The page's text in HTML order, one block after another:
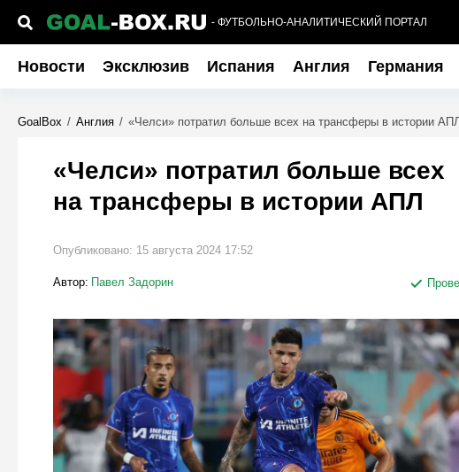
- ФУТБОЛЬНО-АНАЛИТИЧЕСКИЙ ПОРТАЛ
Новости Эксклюзив Испания Англия Германия
GoalBox / Англия / «Челси» потратил больше всех на трансферы в истории АПЛ
«Челси» потратил больше всех
на трансферы в истории АПЛ
Опубликовано: 15 августа 2024 17:52
Автор: Павел Задорин